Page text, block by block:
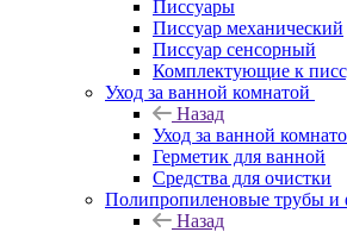
Писсуары
Писсуар механический
Писсуар сенсорный
Комплектующие к
Уход за ванной комнатой
Назад
Уход за ванной
Герметик для ванной
Средства для очистки
Полипропиленовые трубы и
Назад